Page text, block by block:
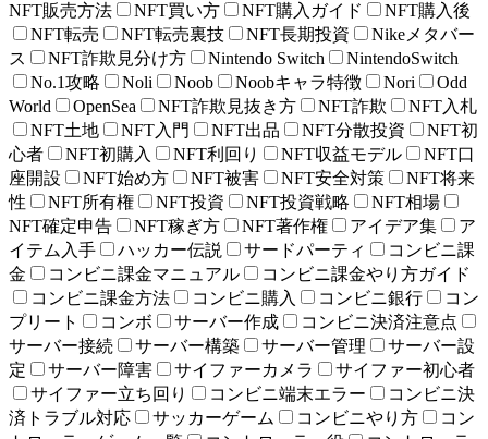
NFT販売方法
NFT買い方 NFT購入ガイド
NFT購入後
NFT転売
NFT転売裏技 NFT長期投資
Nikeメタバー
ス
NFT詐欺見分け方 Nintendo Switch
NintendoSwitch
No.1攻略
Noli Noob Noobキャラ特徴 Nori
Odd
World
OpenSea NFT詐欺見抜き方 NFT詐欺
NFT入札
NFT土地
NFT入門 NFT出品 NFT分散投資
NFT初
心者
NFT初購入 NFT利回り NFT収益モデル
NFT口
座開設
NFT始め方 NFT被害 NFT安全対策
NFT将来
性
NFT所有権 NFT投資 NFT投資戦略
NFT相場
NFT確定申告
NFT稼ぎ方 NFT著作権 アイデア集
ア
イテム入手
ハッカー伝説 サードパーティ
コンビニ課
金
コンビニ課金マニュアル
コンビニ課金やり方ガイド
コンビニ課金方法
コンビニ購入 コンビニ銀行
コン
プリート
コンボ サーバー作成
コンビニ決済注意点
サーバー接続
サーバー構築 サーバー管理
サーバー設
定
サーバー障害 サイファーカメラ
サイファー初心者
サイファー立ち回り
コンビニ端末エラー
コンビニ決
済トラブル対応
サッカーゲーム コンビニやり方
コン